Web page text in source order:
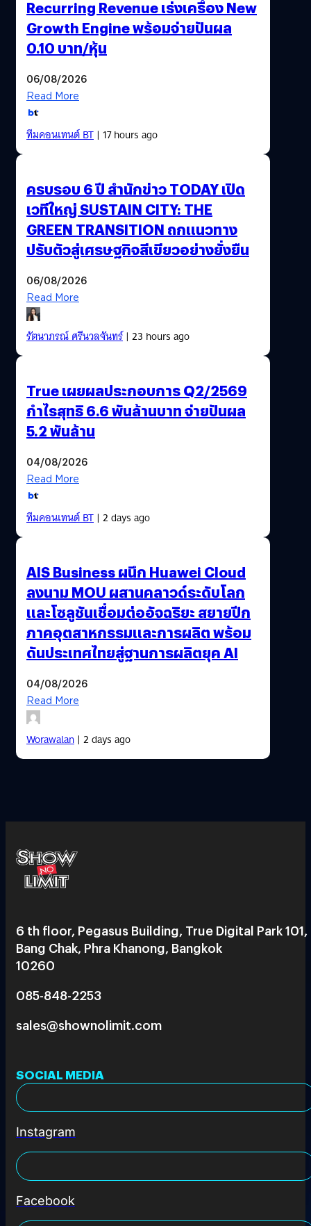
Recurring Revenue เร่งเครื่อง New
Growth Engine พร้อมจ่ายปันผล
0.10 บาท/หุ้น
06/08/2026
Read More
ทีมคอนเทนต์ BT| 17 hours ago
ครบรอบ 6 ปี สำนักข่าว TODAY เปิด
เวทีใหญ่ SUSTAIN CITY: THE
GREEN TRANSITION ถกแนวทาง
ปรับตัวสู่เศรษฐกิจสีเขียวอย่างยั่งยืน
06/08/2026
Read More
รัตนาภรณ์ ศรีนวลจันทร์| 23 hours ago
True เผยผลประกอบการ Q2/2569
กำไรสุทธิ 6.6 พันล้านบาท จ่ายปันผล
5.2 พันล้าน
04/08/2026
Read More
ทีมคอนเทนต์ BT| 2 days ago
AIS Business ผนึก Huawei Cloud
ลงนาม MOU ผสานคลาวด์ระดับโลก
และโซลูชันเชื่อมต่ออัจฉริยะ สยายปีก
ภาคอุตสาหกรรมและการผลิต พร้อม
ดันประเทศไทยสู่ฐานการผลิตยุค AI
04/08/2026
Read More
Worawalan| 2 days ago
6 th floor, Pegasus Building, True Digital Park 101,
Bang Chak, Phra Khanong, Bangkok
10260
085-848-2253
sales@shownolimit.com
SOCIAL MEDIA
Instagram
Facebook